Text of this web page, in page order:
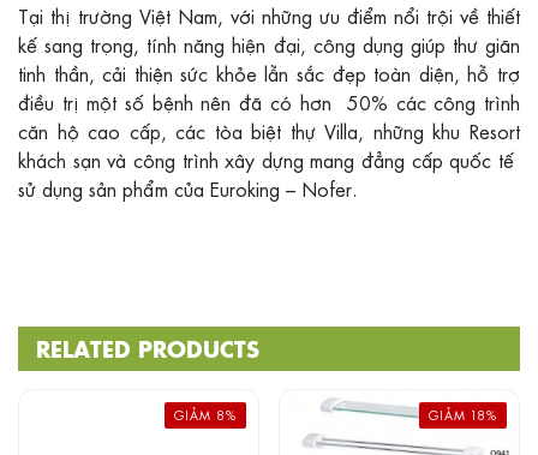
Tại thị trường Việt Nam, với những ưu điểm nổi trội về thiết
kế sang trọng, tính năng hiện đại, công dụng giúp thư giãn
tinh thần, cải thiện sức khỏe lẫn sắc đẹp toàn diện, hỗ trợ
điều trị một số bệnh nên đã có hơn 50% các công trình
căn hộ cao cấp, các tòa biệt thự Villa, những khu Resort
khách sạn và công trình xây dựng mang đẳng cấp quốc tế
sử dụng sản phẩm của Euroking – Nofer.
RELATED PRODUCTS
GIẢM 8% GIẢM 18%